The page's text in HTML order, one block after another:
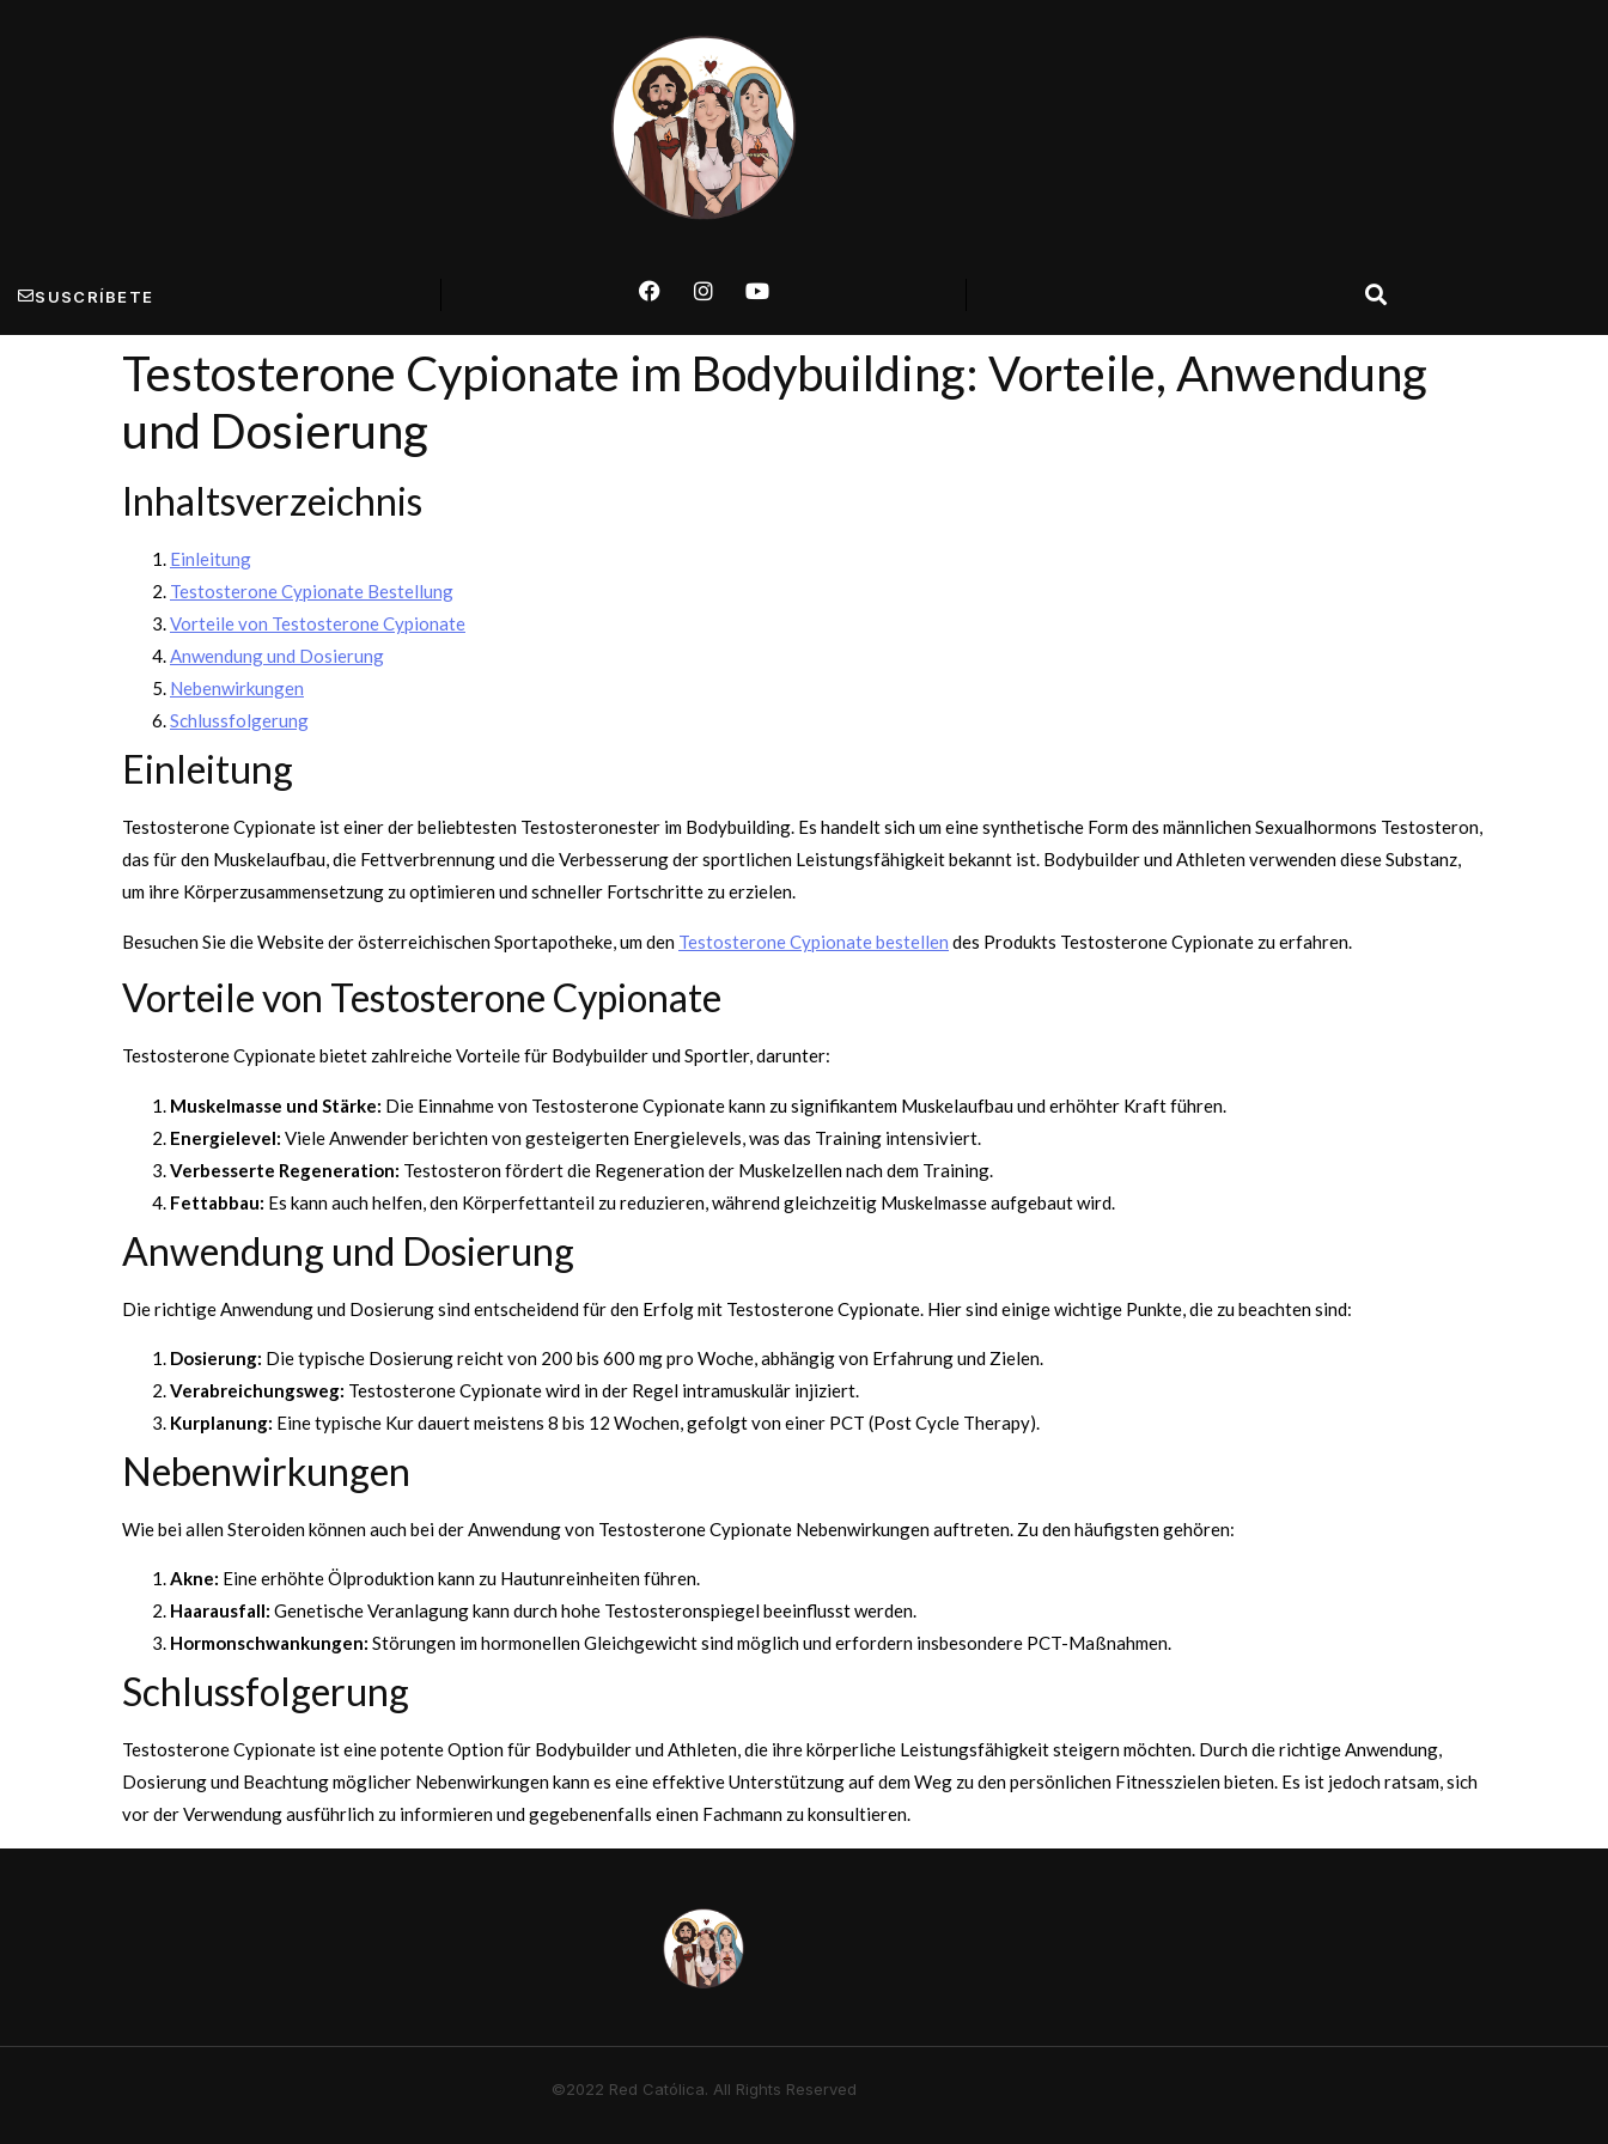
SUSCRÍBETE
Testosterone Cypionate im Bodybuilding: Vorteile, Anwendung
und Dosierung
Inhaltsverzeichnis
Einleitung
Testosterone Cypionate Bestellung
Vorteile von Testosterone Cypionate
Anwendung und Dosierung
Nebenwirkungen
Schlussfolgerung
Einleitung
Testosterone Cypionate ist einer der beliebtesten Testosteronester im Bodybuilding. Es handelt sich um eine synthetische Form des männlichen Sexualhormons Testosteron,
das für den Muskelaufbau, die Fettverbrennung und die Verbesserung der sportlichen Leistungsfähigkeit bekannt ist. Bodybuilder und Athleten verwenden diese Substanz,
um ihre Körperzusammensetzung zu optimieren und schneller Fortschritte zu erzielen.
Besuchen Sie die Website der österreichischen Sportapotheke, um den Testosterone Cypionate bestellen des Produkts Testosterone Cypionate zu erfahren.
Vorteile von Testosterone Cypionate
Testosterone Cypionate bietet zahlreiche Vorteile für Bodybuilder und Sportler, darunter:
Muskelmasse und Stärke: Die Einnahme von Testosterone Cypionate kann zu signifikantem Muskelaufbau und erhöhter Kraft führen.
Energielevel: Viele Anwender berichten von gesteigerten Energielevels, was das Training intensiviert.
Verbesserte Regeneration: Testosteron fördert die Regeneration der Muskelzellen nach dem Training.
Fettabbau: Es kann auch helfen, den Körperfettanteil zu reduzieren, während gleichzeitig Muskelmasse aufgebaut wird.
Anwendung und Dosierung
Die richtige Anwendung und Dosierung sind entscheidend für den Erfolg mit Testosterone Cypionate. Hier sind einige wichtige Punkte, die zu beachten sind:
Dosierung: Die typische Dosierung reicht von 200 bis 600 mg pro Woche, abhängig von Erfahrung und Zielen.
Verabreichungsweg: Testosterone Cypionate wird in der Regel intramuskulär injiziert.
Kurplanung: Eine typische Kur dauert meistens 8 bis 12 Wochen, gefolgt von einer PCT (Post Cycle Therapy).
Nebenwirkungen
Wie bei allen Steroiden können auch bei der Anwendung von Testosterone Cypionate Nebenwirkungen auftreten. Zu den häufigsten gehören:
Akne: Eine erhöhte Ölproduktion kann zu Hautunreinheiten führen.
Haarausfall: Genetische Veranlagung kann durch hohe Testosteronspiegel beeinflusst werden.
Hormonschwankungen: Störungen im hormonellen Gleichgewicht sind möglich und erfordern insbesondere PCT-Maßnahmen.
Schlussfolgerung
Testosterone Cypionate ist eine potente Option für Bodybuilder und Athleten, die ihre körperliche Leistungsfähigkeit steigern möchten. Durch die richtige Anwendung,
Dosierung und Beachtung möglicher Nebenwirkungen kann es eine effektive Unterstützung auf dem Weg zu den persönlichen Fitnesszielen bieten. Es ist jedoch ratsam, sich
vor der Verwendung ausführlich zu informieren und gegebenenfalls einen Fachmann zu konsultieren.
©2022 Red Católica. All Rights Reserved